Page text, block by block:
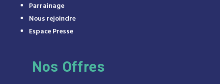
Parrainage
Nous rejoindre
Espace Presse
Nos Offres